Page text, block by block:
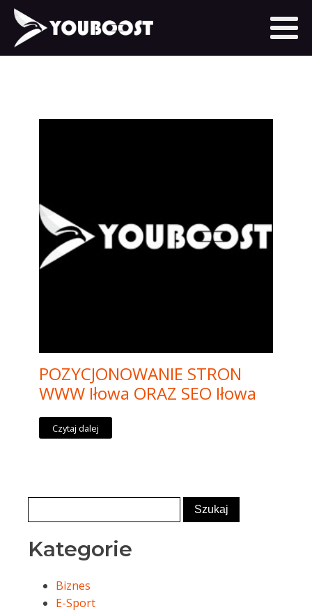
POZYCJONOWANIE STRON
WWW Iłowa ORAZ SEO Iłowa
Czytaj dalej
Kategorie
Biznes
E-Sport